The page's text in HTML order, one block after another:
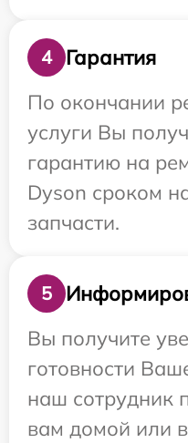
4
Гарантия
По окончании
услуги Вы
гарантию на
Dyson сроком
запчасти.
5
Вы получите
готовности
наш сотрудник
вам домой или